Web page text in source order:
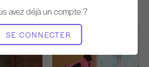
avez déjà un compte ?
SE CONNECTER